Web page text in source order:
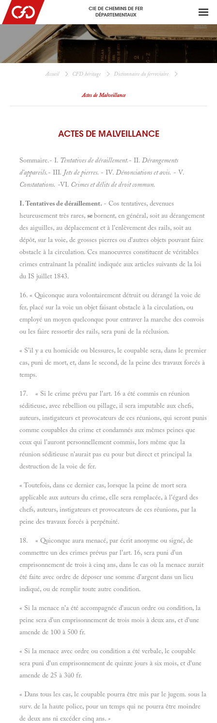
CIE DE CHEMINS DE FER
DÉPARTEMENTAUX
Accueil CFD héritage Dictionnaire du ferroviaire
Actes de Malveillance
ACTES DE MALVEILLANCE
Sommaire.- I. Tentatives de déraillement.- II. Dérangements
d'appareils.- III. Jets de pierres. - IV. Dénonciations et avis. - V.
Constatations. -VI. Crimes et délits de droit commun.
I. Tentatives de déraillement. - Cos tentatives, devenues
heureusement très rares, sebornent, en général, soit au dérangement
des aiguilles, au déplacement et à l'enlèvement des rails, soit au
dépôt, sur la voie, de grosses pierres ou d'autres objets pouvant faire
obstacle à la circulation. Ces manoeuvres constituent de véritables
crimes entraînant la pénalité indiquée aux articles suivants de la loi
du IS juillet 1843.
16. « Quiconque aura volontairement détruit ou dérangé la voie de
fer, placé sur la voie un objet faisant obstacle à la circulation, ou
employé un moyen quelconque pour entraver la marche des convois
ou les faire ressortir des rails, sera puni de la réclusion.
« S'il y a eu homicide ou blessures, le coupable sera, dans le premier
cas, puni de mort, et, dans le second, de la peine des travaux forcés à
temps.
17. « Si le crime prévu par l'art. 16 a été commis en réunion
séditieuse, avec rébellion ou pillage, il sera imputable aux chefs,
auteurs, instigateurs et provocateurs de ces réunions, qui seront punis
comme coupables du crime et condamnés aux mêmes peines que
ceux qui l'auront personnellement commis, lors même que la
réunion séditieuse n'aurait pas eu pour but direct et principal la
destruction de la voie de fer.
« Toutefois, dans ce dernier cas, lorsque la peine de mort sera
applicable aux auteurs du crime, elle sera remplacée, à l'égard des
chefs, auteurs, instigateurs et provocateurs de ces réunions, par la
peine des travaux forcés à perpétuité.
18. « Quiconque aura menacé, par écrit anonyme ou signé, de
commettre un des crimes prévus par l'art. 16, sera puni d'un
emprisonnement de trois à cinq ans, dans le cas où la menace aurait
été faite avec ordre de déposer une somme d'argent dans un lieu
indiqué, ou de remplir toute autre condition.
« Si la menace n'a été accompagnée d'aucun ordre ou condition, la
peine sera d'un emprisonnement de trois mois à deux ans, et d'une
amende de 100 à 500 fr.
« Si la menace avec ordre ou condition a été verbale, le coupable
sera puni d'un emprisonnement de quinze jours à six mois, et d'une
amende de 25 à 3ü0 fr.
« Dans tous les cas, le coupable pourra être mis par le jugem. sous la
surv. de la haute police, pour un temps qui ne pourra être moindre
de deux ans ni excéder cinq ans. »